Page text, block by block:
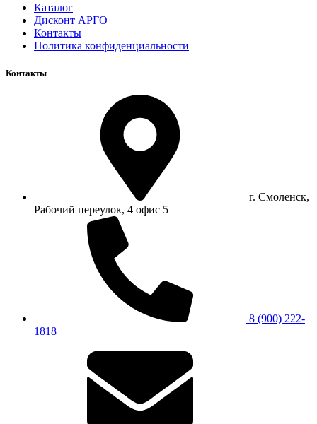
Каталог
Дисконт АРГО
Контакты
Политика конфиденциальности
Контакты
г. Смоленск,
Рабочий переулок, 4 офис 5
8 (900) 222-
1818